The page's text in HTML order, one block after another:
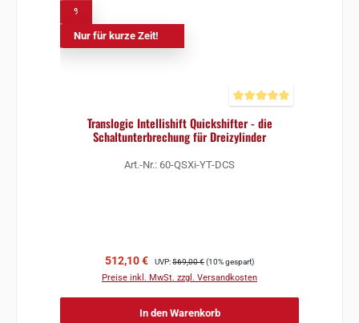
Nur für kurze Zeit!
Translogic Intellishift Quickshifter - die
Schaltunterbrechung für Dreizylinder
Art.-Nr.: 60-QSXi-YT-DCS
Verkaufspreis:
512,10 € Regulärer Preis:
UVP:569,00 €(10% gespart)
Preise inkl. MwSt. zzgl. Versandkosten
In den Warenkorb